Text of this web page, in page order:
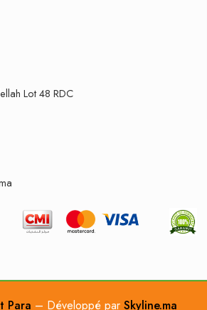
Lot 48 RDC
Para – Développé par Skyline.ma